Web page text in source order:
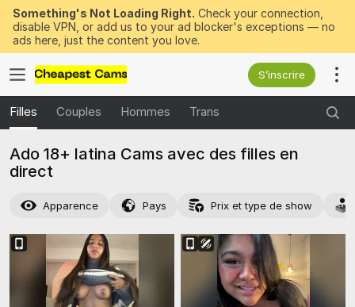
Something's Not Loading Right. Check your connection,
disable VPN, or add us to your ad blocker's exceptions — no
ads here, just the content you love.
S’inscrire
Filles Couples Hommes Trans
Ado 18+ latina Cams avec des filles en
direct
Apparence Pays Prix et type de show